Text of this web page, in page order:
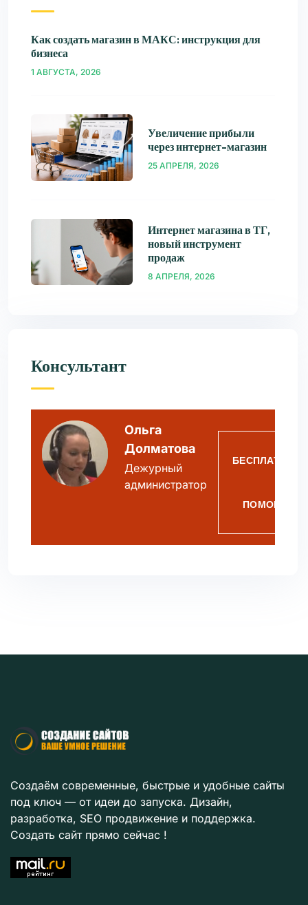
Как создать магазин в МАКС: инструкция для
бизнеса
1 АВГУСТА, 2026
Увеличение прибыли
через интернет-магазин
25 АПРЕЛЯ, 2026
Интернет магазина в ТГ,
новый инструмент
продаж
8 АПРЕЛЯ, 2026
Консультант
Ольга
Долматова
Дежурный
администратор
БЕСПЛАТНАЯ
ПОМОЩЬ
Создаём современные, быстрые и удобные сайты
под ключ — от идеи до запуска. Дизайн,
разработка, SEO продвижение и поддержка.
Создать сайт прямо сейчас !